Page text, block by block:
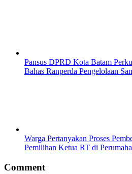
Pansus DPRD Kota Batam
Bahas Ranperda Pengelolaan
Warga Pertanyakan Proses
Pemilihan Ketua RT di
Comment